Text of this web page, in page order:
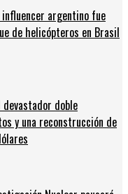
argentino fue
de helicópteros en Brasil
devastador doble
y una reconstrucción de